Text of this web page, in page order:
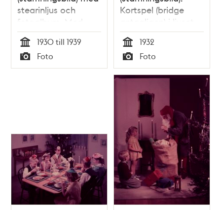
stearinljus och
fotoalbum. Med
kvinna och barn.
Tid
1930 till 1939
Typ
Foto
Kortspel (bridge
antagligen) i ljuset
av stearinljus.
Tid
1932
Typ
Foto